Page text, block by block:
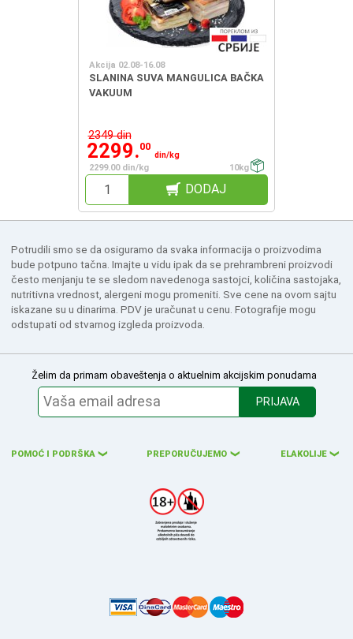
Akcija 02.08-16.08
SLANINA SUVA MANGULICA BAČKA
VAKUUM
2349 din
2299.00
din/kg
2299.00 din/kg
10kg
DODAJ
Potrudili smo se da osiguramo da svaka informacija o proizvodima
bude potpuno tačna. Imajte u vidu ipak da se prehrambreni proizvodi
često menjanju te se sledom navedenoga sastojci, količina sastojaka,
nutritivna vrednost, alergeni mogu promeniti. Sve cene na ovom sajtu
iskazane su u dinarima. PDV je uračunat u cenu. Fotografije mogu
odstupati od stvarnog izgleda proizvoda.
Želim da primam obaveštenja o aktuelnim akcijskim ponudama
PRIJAVA
POMOĆ I PODRŠKA ❮ PREPORUČUJEMO ❮ ELAKOLIJE ❮